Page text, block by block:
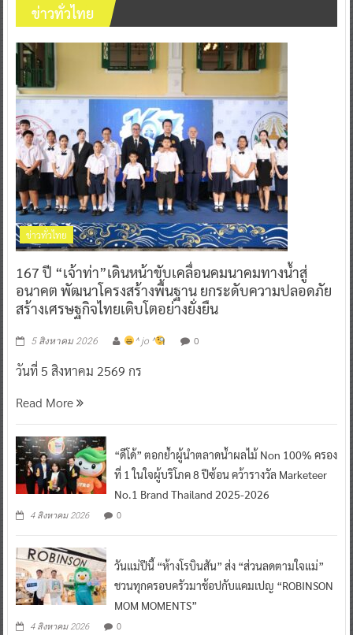
ข่าวทั่วไทย
ข่าวทั่วไทย
167 ปี “เจ้าท่า”เดินหน้าขับเคลื่อนคมนาคมทางน้ำสู่
อนาคต พัฒนาโครงสร้างพื้นฐาน ยกระดับความปลอดภัย
สร้างเศรษฐกิจไทยเติบโตอย่างยั่งยืน
5 สิงหาคม 2026 ^ jo ^ 0
วันที่ 5 สิงหาคม 2569 กร
Read More
“ดีโด้” ตอกย้ำผู้นำตลาดน้ำผลไม้ Non 100% ครอง
ที่ 1 ในใจผู้บริโภค 8 ปีซ้อน คว้ารางวัล Marketeer
No.1 Brand Thailand 2025-2026
4 สิงหาคม 2026 0
วันแม่ปีนี้ “ห้างโรบินสัน” ส่ง “ส่วนลดตามใจแม่”
ชวนทุกครอบครัวมาช้อปกับแคมเปญ “ROBINSON
MOM MOMENTS”
4 สิงหาคม 2026 0